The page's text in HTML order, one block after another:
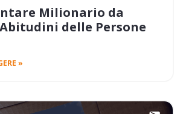
Milionario da
Abitudini delle Persone
»